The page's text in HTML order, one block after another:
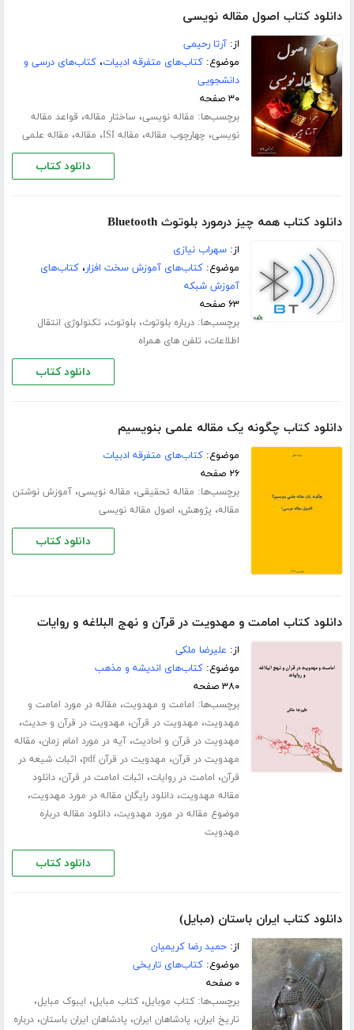
دانلود کتاب اصول مقاله نویسی
از:آرتا رحیمی
موضوع:کتاب‌های متفرقه ادبیات،کتاب‌های درسی و
دانشجویی
۳۰ صفحه
برچسب‌ها: مقاله نویسی، ساختار مقاله، قواعد مقاله
نویسی، چهارچوب مقاله، مقاله ISI ، مقاله، مقاله علمی
دانلود کتاب
دانلود کتاب همه چیز درمورد بلوتوث Bluetooth
از:سهراب نیازی
موضوع:کتاب‌های آموزش سخت افزار،کتاب‌های
آموزش شبکه
۶۳ صفحه
برچسب‌ها:درباره بلوتوث،بلوتوث، تکنولوژی انتقال
اطلاعات، تلفن های همراه
دانلود کتاب
دانلود کتاب چگونه یک مقاله علمی بنویسیم
موضوع:کتاب‌های متفرقه ادبیات
۲۶ صفحه
برچسب‌ها: مقاله تحقیقی، مقاله نویسی،آموزش نوشتن
مقاله، پژوهش، اصول مقاله نویسی
دانلود کتاب
دانلود کتاب امامت و مهدویت در قرآن و نهج البلاغه و روایات
از: علیرضا ملکی
موضوع:کتاب‌های اندیشه و مذهب
۳۸۰ صفحه
برچسب‌ها: امامت و مهدویت، مقاله در مورد امامت و
مهدویت، مهدویت در قرآن، مهدویت در قرآن و حدیث،
مهدویت در قرآن و احادیث،آیه در مورد امام زمان، مقاله
مهدویت در قرآن، مهدویت در قرآن pdf ، اثبات شیعه در
قرآن، امامت در روایات، اثبات امامت در قرآن،دانلود
مقاله مهدویت،دانلود رایگان مقاله در مورد مهدویت،
موضوع مقاله در مورد مهدویت،دانلود مقاله درباره
مهدویت
دانلود کتاب
دانلود کتاب ایران باستان (مبایل)
از:حمید رضا کریمیان
موضوع:کتاب‌های تاریخی
۰ صفحه
برچسب‌ها:کتاب موبایل،کتاب مبایل، ایبوک مبایل،
تاریخ ایران، پادشاهان ایران، پادشاهان ایران باستان،درباره